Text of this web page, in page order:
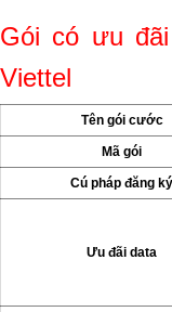
Gói có ưu
Viettel
Tên gói cước
Mã gói
Cú pháp đăng ký
Ưu đãi data